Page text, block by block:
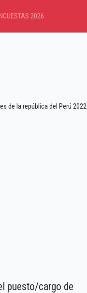
2026
de la república del Perú 2022
puesto/cargo de